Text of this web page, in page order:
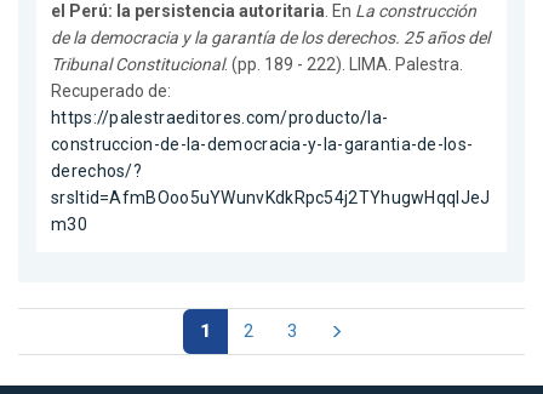
el Perú: la persistencia autoritaria. En La construcción
de la democracia y la garantía de los derechos. 25 años del
Tribunal Constitucional. (pp. 189 - 222). LIMA. Palestra.
Recuperado de:
https://palestraeditores.com/producto/la-
construccion-de-la-democracia-y-la-garantia-de-los-
derechos/?
srsltid=AfmBOoo5uYWunvKdkRpc54j2TYhugwHqqlJeJ
m30
1 2 3